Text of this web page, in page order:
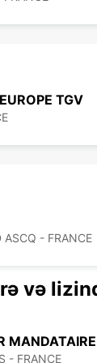
TGV
ASCQ - FRANCE
MANDATAIRE
- FRANCE
və